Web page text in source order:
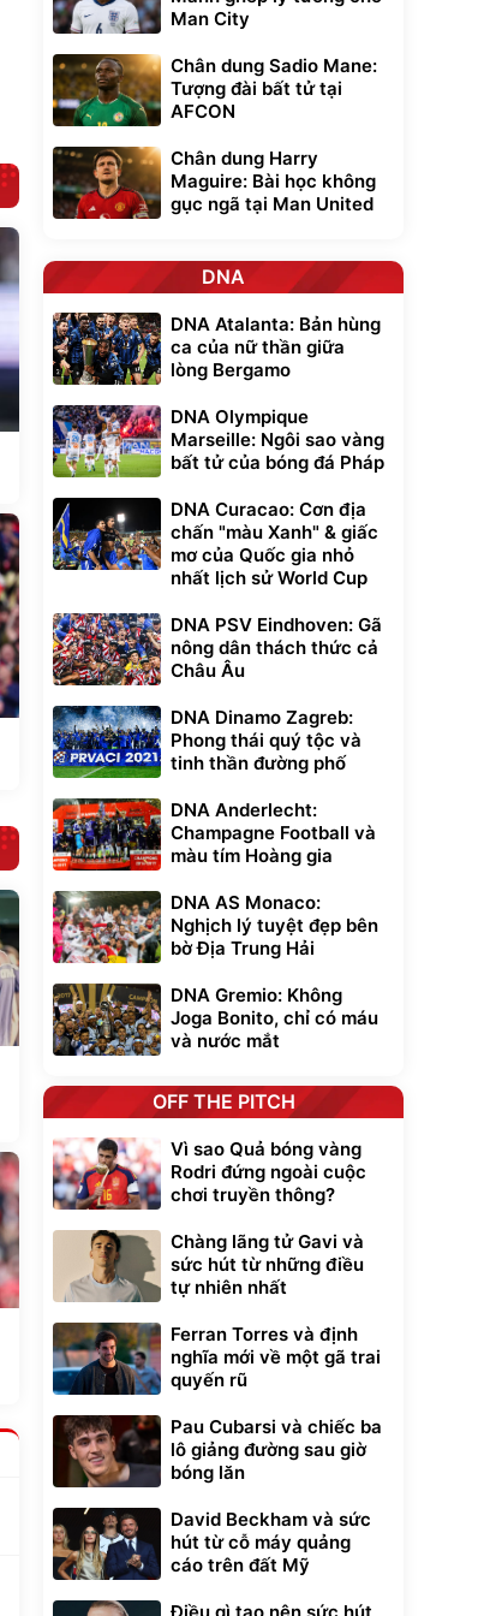
cao cấp, tráng
nhôm 03 lớp
392.000đ
325.000đ
Đã bán nhiều
lực G-Force C14
gấp gọn bỏ cốp
9.900.000
Đang xem nhiều
G-FORCE VIETNA
Man City
Chân dung Sadio Mane:
Tượng đài bất tử tại
AFCON
Chân dung Harry
Maguire: Bài học không
gục ngã tại Man United
DNA
DNA Atalanta: Bản hùng
ca của nữ thần giữa
lòng Bergamo
DNA Olympique
Marseille: Ngôi sao vàng
bất tử của bóng đá Pháp
DNA Curacao: Cơn địa
chấn "màu Xanh" & giấc
mơ của Quốc gia nhỏ
nhất lịch sử World Cup
DNA PSV Eindhoven: Gã
nông dân thách thức cả
Châu Âu
DNA Dinamo Zagreb:
Phong thái quý tộc và
tinh thần đường phố
DNA Anderlecht:
Champagne Football và
màu tím Hoàng gia
DNA AS Monaco:
Nghịch lý tuyệt đẹp bên
bờ Địa Trung Hải
DNA Gremio: Không
Joga Bonito, chỉ có máu
và nước mắt
OFF THE PITCH
Vì sao Quả bóng vàng
Rodri đứng ngoài cuộc
chơi truyền thông?
Chàng lãng tử Gavi và
sức hút từ những điều
tự nhiên nhất
Ferran Torres và định
nghĩa mới về một gã trai
quyến rũ
Pau Cubarsi và chiếc ba
lô giảng đường sau giờ
bóng lăn
David Beckham và sức
hút từ cỗ máy quảng
cáo trên đất Mỹ
Điều gì tạo nên sức hút